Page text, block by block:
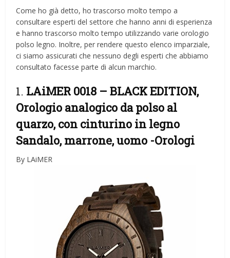
Come ho già detto, ho trascorso molto tempo a
consultare esperti del settore che hanno anni di esperienza
e hanno trascorso molto tempo utilizzando varie orologio
polso legno. Inoltre, per rendere questo elenco imparziale,
ci siamo assicurati che nessuno degli esperti che abbiamo
consultato facesse parte di alcun marchio.
1. LAiMER 0018 – BLACK EDITION,
Orologio analogico da polso al
quarzo, con cinturino in legno
Sandalo, marrone, uomo -Orologi
By LAiMER